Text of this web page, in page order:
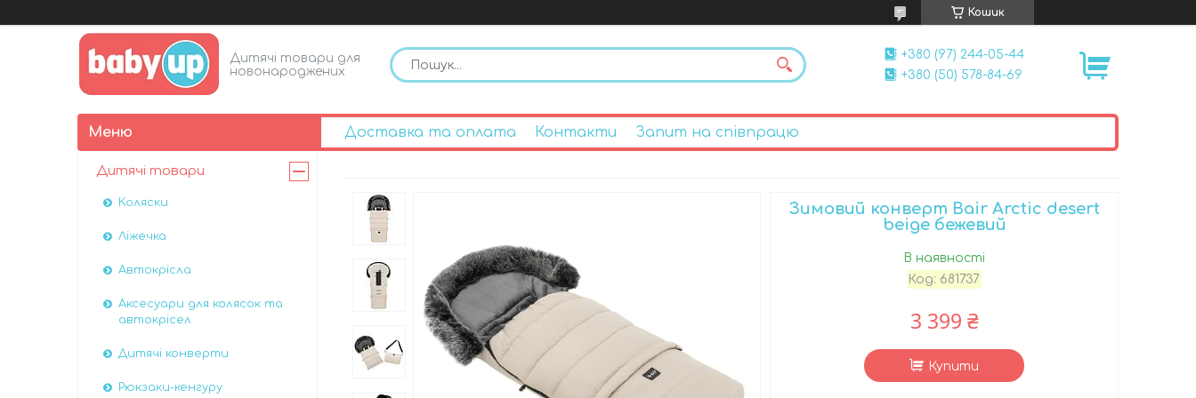
Кошик
Дитячі товари для
новонароджених
+380 (97) 244-05-44
+380 (50) 578-84-69
Доставка та оплата Контакти Запит на співпрацю
Зимовий конверт Bair Arctic desert
beige бежевий
В наявності
Код: 681737
3 399 ₴
Купити
Дитячі товари
Коляски
Ліжечка
Автокрісла
Аксесуари для колясок та
автокрісел
Дитячі конверти
Рюкзаки-кенгуру